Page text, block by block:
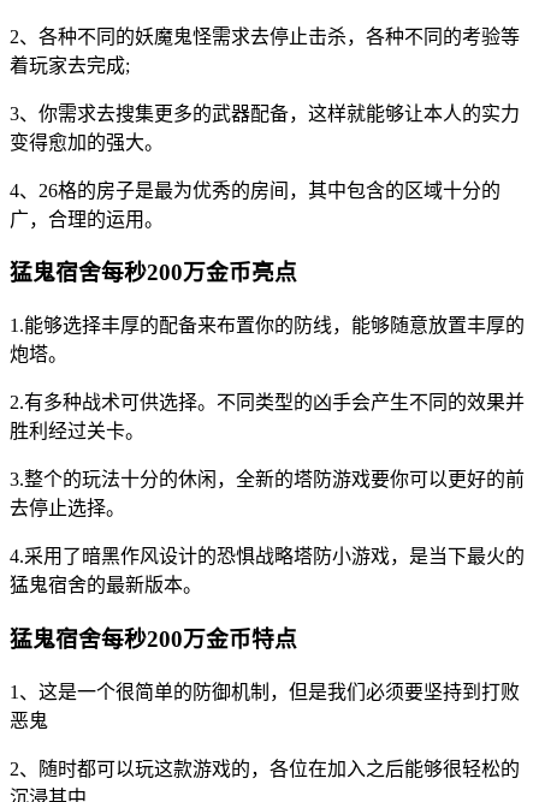
2、各种不同的妖魔鬼怪需求去停止击杀，各种不同的考验等
着玩家去完成;
3、你需求去搜集更多的武器配备，这样就能够让本人的实力
变得愈加的强大。
4、26格的房子是最为优秀的房间，其中包含的区域十分的
广，合理的运用。
猛鬼宿舍每秒200万金币亮点
1.能够选择丰厚的配备来布置你的防线，能够随意放置丰厚的
炮塔。
2.有多种战术可供选择。不同类型的凶手会产生不同的效果并
胜利经过关卡。
3.整个的玩法十分的休闲，全新的塔防游戏要你可以更好的前
去停止选择。
4.采用了暗黑作风设计的恐惧战略塔防小游戏，是当下最火的
猛鬼宿舍的最新版本。
猛鬼宿舍每秒200万金币特点
1、这是一个很简单的防御机制，但是我们必须要坚持到打败
恶鬼
2、随时都可以玩这款游戏的，各位在加入之后能够很轻松的
沉浸其中